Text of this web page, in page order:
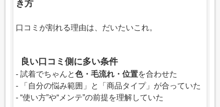
き方
口コミが割れる理由は、だいたいこれ。
良い口コミ側に多い条件
- 試着でちゃんと色・毛流れ・位置を合わせた
- 「自分の悩み範囲」と「商品タイプ」が合っていた
- “使い方”や“メンテ”の前提を理解していた